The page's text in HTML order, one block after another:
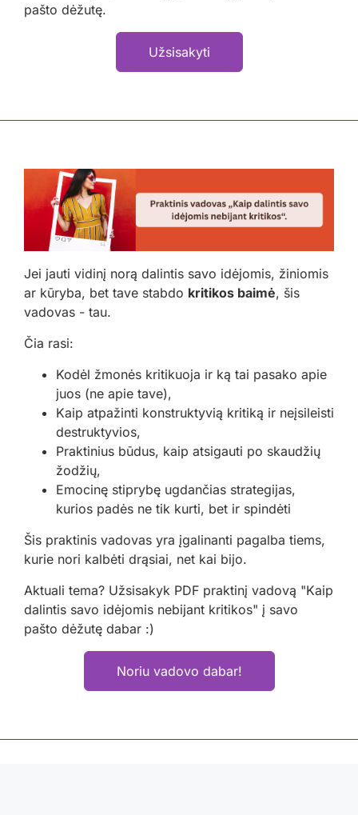
pašto dėžutę.
Užsisakyti
Jei jauti vidinį norą dalintis savo idėjomis, žiniomis
ar kūryba, bet tave stabdo kritikos baimė, šis
vadovas - tau.
Čia rasi:
Kodėl žmonės kritikuoja ir ką tai pasako apie
juos (ne apie tave),
Kaip atpažinti konstruktyvią kritiką ir neįsileisti
destruktyvios,
Praktinius būdus, kaip atsigauti po skaudžių
žodžių,
Emocinę stiprybę ugdančias strategijas,
kurios padės ne tik kurti, bet ir spindėti
Šis praktinis vadovas yra įgalinanti pagalba tiems,
kurie nori kalbėti drąsiai, net kai bijo.
Aktuali tema? Užsisakyk PDF praktinį vadovą "Kaip
dalintis savo idėjomis nebijant kritikos" į savo
pašto dėžutę dabar :)
Noriu vadovo dabar!